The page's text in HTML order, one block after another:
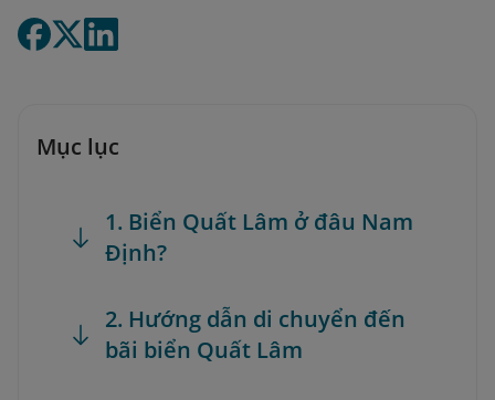
Mục lục
1. Biển Quất Lâm ở đâu Nam
Định?
2. Hướng dẫn di chuyển đến
bãi biển Quất Lâm